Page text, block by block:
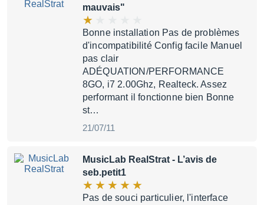
mauvais"
Bonne installation Pas de problèmes
d'incompatibilité Config facile Manuel
pas clair
ADÉQUATION/PERFORMANCE
8GO, i7 2.00Ghz, Realteck. Assez
performant il fonctionne bien Bonne
st…
21/07/11
MusicLab RealStrat - L’avis de
seb.petit1
Pas de souci particulier, l'interface